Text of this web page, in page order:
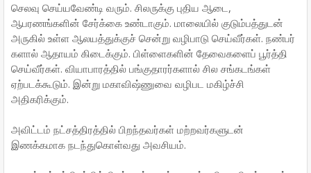
செலவு செய்யவேண்டி வரும். சிலருக்கு புதிய ஆடை,
ஆபரணங்களின் சேர்க்கை உண்டாகும். மாலையில் குடும்பத்துடன்
அருகில் உள்ள ஆலயத்துக்குச் சென்று வழிபாடு செய்வீர்கள். நண்பர்
களால் ஆதாயம் கிடைக்கும். பிள்ளைகளின் தேவைகளைப் பூர்த்தி
செய்வீர்கள். வியாபாரத்தில் பங்குதாரர்களால் சில சங்கடங்கள்
ஏற்படக்கூடும். இன்று மகாவிஷ்ணுவை வழிபட மகிழ்ச்சி
அதிகரிக்கும்.
அவிட்டம் நட்சத்திரத்தில் பிறந்தவர்கள் மற்றவர்களுடன்
இணக்கமாக நடந்துகொள்வது அவசியம்.